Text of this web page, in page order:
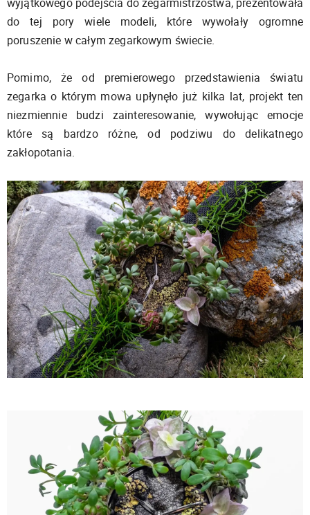
do tej pory wiele modeli, które wywołały ogromne
poruszenie w całym zegarkowym świecie.
Pomimo, że od premierowego przedstawienia światu
zegarka o którym mowa upłynęło już kilka lat, projekt ten
niezmiennie budzi zainteresowanie, wywołując emocje
które są bardzo różne, od podziwu do delikatnego
zakłopotania.